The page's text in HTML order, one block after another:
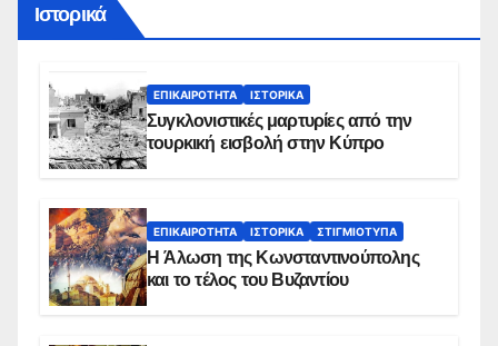
Ιστορικά
ΕΠΙΚΑΙΡΌΤΗΤΑ ΙΣΤΟΡΙΚΆ
Συγκλονιστικές μαρτυρίες από την
τουρκική εισβολή στην Κύπρο
ΕΠΙΚΑΙΡΌΤΗΤΑ ΙΣΤΟΡΙΚΆ ΣΤΙΓΜΙΌΤΥΠΑ
Η Άλωση της Κωνσταντινούπολης
και το τέλος του Βυζαντίου